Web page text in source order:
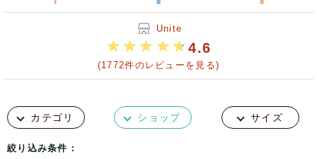
Unite
4.6
(1772件のレビューを見る)
カテゴリ ショップ サイズ
絞り込み条件：